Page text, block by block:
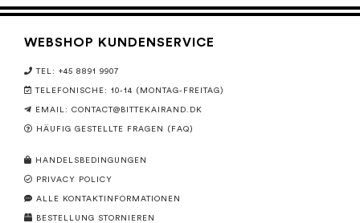
WEBSHOP KUNDENSERVICE
TEL: +45 8891 9907
TELEFONISCHE: 10-14 (MONTAG-FREITAG)
EMAIL: CONTACT@BITTEKAIRAND.DK
HÄUFIG GESTELLTE FRAGEN (FAQ)
HANDELSBEDINGUNGEN
PRIVACY POLICY
ALLE KONTAKTINFORMATIONEN
BESTELLUNG STORNIEREN